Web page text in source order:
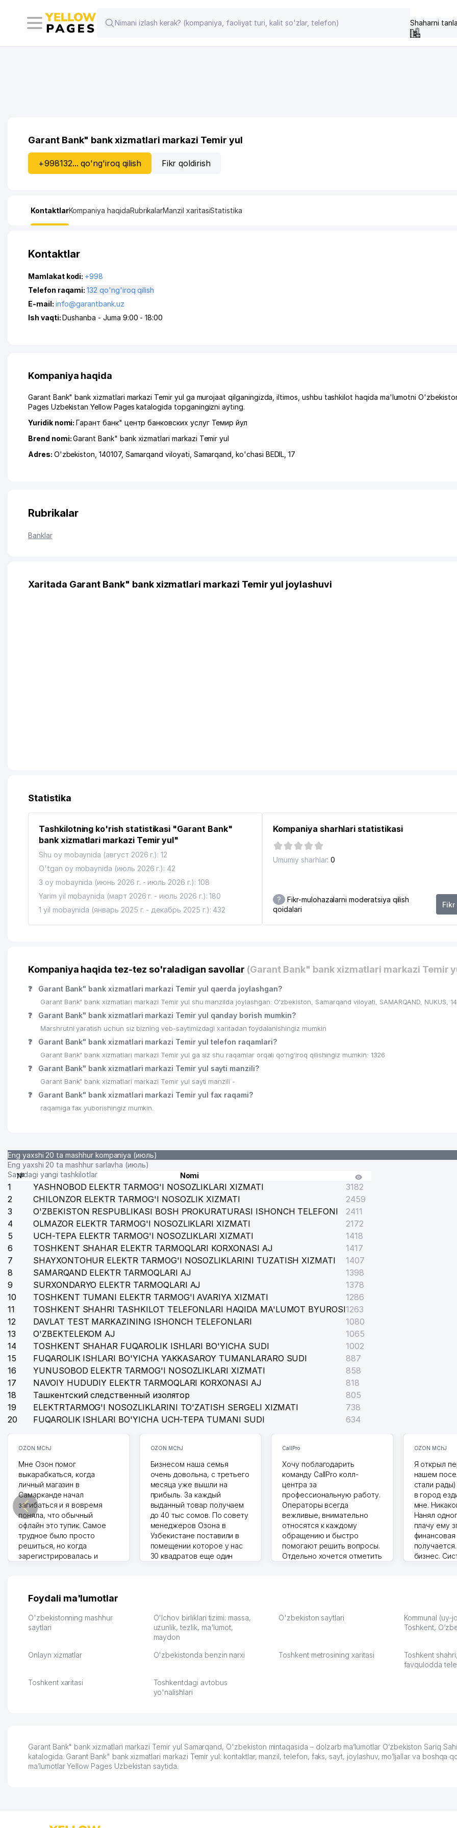
Shaharni
Garant Bank" bank xizmatlari markazi Temir yul
+998132... qo'ng'iroq qilish Fikr qoldirish
KontaktlarKompaniya haqidaRubrikalarManzil xaritasiStatistika
Kontaktlar
Mamlakat kodi: +998
Telefon raqami:132 qo'ng'iroq qilish
E-mail: info@garantbank.uz
Ish vaqti:Dushanba - Juma 9:00 - 18:00
Kompaniya haqida
Garant Bank" bank xizmatlari markazi Temir yul ga murojaat qilganingizda, iltimos, ushbu tashkilot haqida ma'lumotni
Pages Uzbekistan Yellow Pages katalogida topganingizni ayting.
Yuridik nomi:Гарант банк" центр банковских услуг Темир йул
Brend nomi:Garant Bank" bank xizmatlari markazi Temir yul
Adres: O'zbekiston, 140107, Samarqand viloyati Samarqand ,ko'chasi BEDIL , 17
Rubrikalar
Banklar
Xaritada Garant Bank" bank xizmatlari markazi Temir yul joylashuvi
Statistika
Tashkilotning ko'rish statistikasi "Garant Bank"
bank xizmatlari markazi Temir yul"
Shu oy mobaynida (август 2026 г.): 12
O'tgan oy mobaynida (июль 2026 г.): 42
3 oy mobaynida (июнь 2026 г. - июль 2026 г.): 108
Yarim yil mobaynida (март 2026 г. - июль 2026 г.): 180
1 yil mobaynida (январь 2025 г. - декабрь 2025 г.): 432
Kompaniya sharhlari statistikasi
Umumiy sharhlar: 0
?
Fikr-mulohazalarni moderatsiya qilish
qoidalari
Kompaniya haqida tez-tez so'raladigan savollar (Garant Bank" bank xizmatlari markazi Temir
❓ Garant Bank" bank xizmatlari markazi Temir yul qaerda joylashgan?
Garant Bank" bank xizmatlari markazi Temir yul shu manzilda joylashgan: O'zbekiston, Samarqand viloyati, SAMARQAND, NUKUS,
❓ Garant Bank" bank xizmatlari markazi Temir yul qanday borish mumkin?
Marshrutni yaratish uchun siz bizning veb-saytimizdagi xaritadan foydalanishingiz mumkin
❓ Garant Bank" bank xizmatlari markazi Temir yul telefon raqamlari?
Garant Bank" bank xizmatlari markazi Temir yul ga siz shu raqamlar orqali qo’ng’iroq qilishingiz mumkin: 1326
❓ Garant Bank" bank xizmatlari markazi Temir yul sayti manzili?
Garant Bank" bank xizmatlari markazi Temir yul sayti manzili -
❓ Garant Bank" bank xizmatlari markazi Temir yul fax raqami?
raqamiga fax yuborishingiz mumkin.
Eng yaxshi 20 ta mashhur kompaniya (июль)
Eng yaxshi 20 ta mashhur sarlavha (июль)
Saytdagi yangi tashkilotlar
№ Nomi
1 YASHNOBOD ELEKTR TARMOG'I NOSOZLIKLARI XIZMATI
3182
2
CHILONZOR ELEKTR TARMOG'I NOSOZLIK XIZMATI
2459
3
O'ZBEKISTON RESPUBLIKASI BOSH PROKURATURASI ISHONCH TELEFONI
2411
4
OLMAZOR ELEKTR TARMOG'I NOSOZLIKLARI XIZMATI
2172
5
UCH-TEPA ELEKTR TARMOG'I NOSOZLIKLARI XIZMATI
1418
6
TOSHKENT SHAHAR ELEKTR TARMOQLARI KORXONASI AJ
1417
7
SHAYXONTOHUR ELEKTR TARMOG'I NOSOZLIKLARINI TUZATISH XIZMATI
1407
8
SAMARQAND ELEKTR TARMOQLARI AJ
1398
9
SURXONDARYO ELEKTR TARMOQLARI AJ
1378
10
TOSHKENT TUMANI ELEKTR TARMOG'I AVARIYA XIZMATI
1286
11
TOSHKENT SHAHRI TASHKILOT TELEFONLARI HAQIDA MA'LUMOT BYUROSI1263
12
DAVLAT TEST MARKAZINING ISHONCH TELEFONLARI
1080
13
O'ZBEKTELEKOM AJ
1065
14
TOSHKENT SHAHAR FUQAROLIK ISHLARI BO'YICHA SUDI
1002
15
FUQAROLIK ISHLARI BO'YICHA YAKKASAROY TUMANLARARO SUDI
887
16
YUNUSOBOD ELEKTR TARMOG'I NOSOZLIKLARI XIZMATI
858
17
NAVOIY HUDUDIY ELEKTR TARMOQLARI KORXONASI AJ
818
18
Ташкентский следственный изолятор
805
19
ELEKTRTARMOG'I NOSOZLIKLARINI TO'ZATISH SERGELI XIZMATI
738
20
FUQAROLIK ISHLARI BO'YICHA UCH-TEPA TUMANI SUDI 634
OZON MChJ
Мне Озон помог
выкарабкаться, когда
личный магазин в
Самарканде начал
загибаться и я вовремя
поняла, что обычный
офлайн это тупик. Самое
трудное было просто
решиться, но когда
зарегистрировалась и
на себя доставку до
хранение бесплатное
первый год, хорошая
результаты. В последнее
много заказывают, а
OZON MChJ
Бизнесом наша семья
очень довольна, с третьего
месяца уже вышли на
прибыль. За каждый
выданный товар получаем
до 40 тыс сомов. По совету
менеджеров Озона в
Узбекистане поставили в
помещении которое у нас
30 квадратов еще один
мышки и вообще все что
людям часто надо
Камат 31.07.2026 17:50:36
CallPro
Хочу поблагодарить
команду CallPro колл-
центра за
профессиональную работу.
Операторы всегда
вежливые, внимательно
относятся к каждому
обращению и быстро
помогают решить вопросы.
Отдельно хочется отметить
обслуживания клиентов.
Vip Brand 31.07.2026 11:43:39
OZON MChJ
Я открыл
нашем
стали
в город
мне.
Нанял
плачу ему
бизнес.
тут у нас
Выгодное
Foydali ma'lumotlar
O'zbekistonning mashhur
saytlari
O'lchov birliklari tizimi: massa,
uzunlik, tezlik, ma'lumot,
maydon
O'zbekiston saytlari
Kommunal (uy-
Toshkent,
Onlayn xizmatlar O'zbekistonda benzin narxi Toshkent metrosining xaritasi
Toshkent
favqulodda
Toshkent xaritasi
Toshkentdagi avtobus
yo'nalishlari
Garant Bank" bank xizmatlari markazi Temir yul Samarqand, O'zbekiston mintaqasida – dolzarb ma’lumotlar O’zbekiston Sariq
katalogida. Garant Bank" bank xizmatlari markazi Temir yul: kontaktlar, manzil, telefon, faks, sayt, joylashuv, mo’ljallar va boshqa
ma’lumotlar Yellow Pages Uzbekistan saytida.